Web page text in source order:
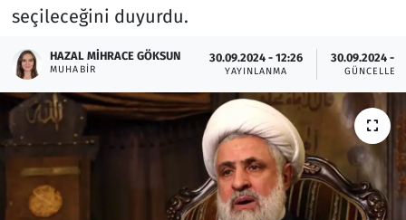
seçileceğini duyurdu.
HAZAL MIHRACE GÖKSUN
MUHABIR
30.09.2024 - 12:26
YAYINLANMA
30.09.2024 -
Otomobil
Oyun
Ramazan
Resmi İlanlar
Rüya Tabirleri